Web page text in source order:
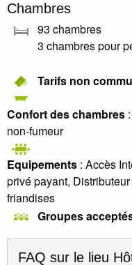
Chambres
93 chambres
3 chambres pour
Tarifs non
Confort des chambres
non-fumeur
Equipements : Accès
privé payant,
friandises
Groupes
FAQ sur le lieu